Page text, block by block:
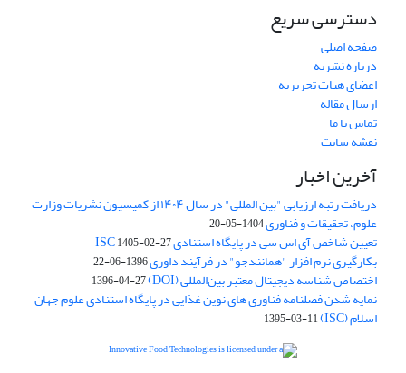
دسترسی سریع
صفحه اصلی
درباره نشریه
اعضای هیات تحریریه
ارسال مقاله
تماس با ما
نقشه سایت
آخرین اخبار
دریافت رتبه ارزیابی "بین المللی" در سال ۱۴۰۴ از کمیسیون نشریات وزارت
علوم، تحقیقات و فناوری1404-05-20
تعیین شاخص آی اس سی در پایگاه استنادی ISC1405-02-27
بکارگیری نرم افزار "همانندجو" در فرآیند داوری1396-06-22
اختصاص شناسه دیجیتال معتبر بین‌المللی (DOI) 1396-04-27
نمایه شدن فصلنامه فناوری های نوین غذایی در پایگاه استنادی علوم جهان
اسلام (ISC) 1395-03-11